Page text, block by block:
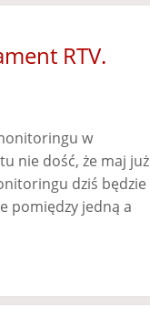
RTV.
w
nie dość, że maj już
dziś będzie
pomiędzy jedną a